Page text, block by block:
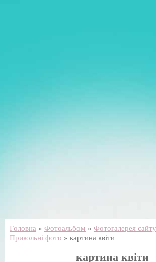
Головна » Фотоальбом » Фотогалерея
Прикольні фото » картина квіти
картина квіти